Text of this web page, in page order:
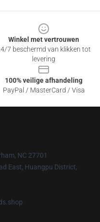
Winkel met vertrouwen
7 beschermd van klikken tot
levering
100% veilige afhandeling
PayPal / MasterCard / Visa
NC 27701
East, Huangpu District,